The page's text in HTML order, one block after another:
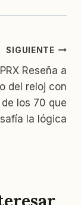
SIGUIENTE
Reseña a
del reloj con
los 70 que
la lógica